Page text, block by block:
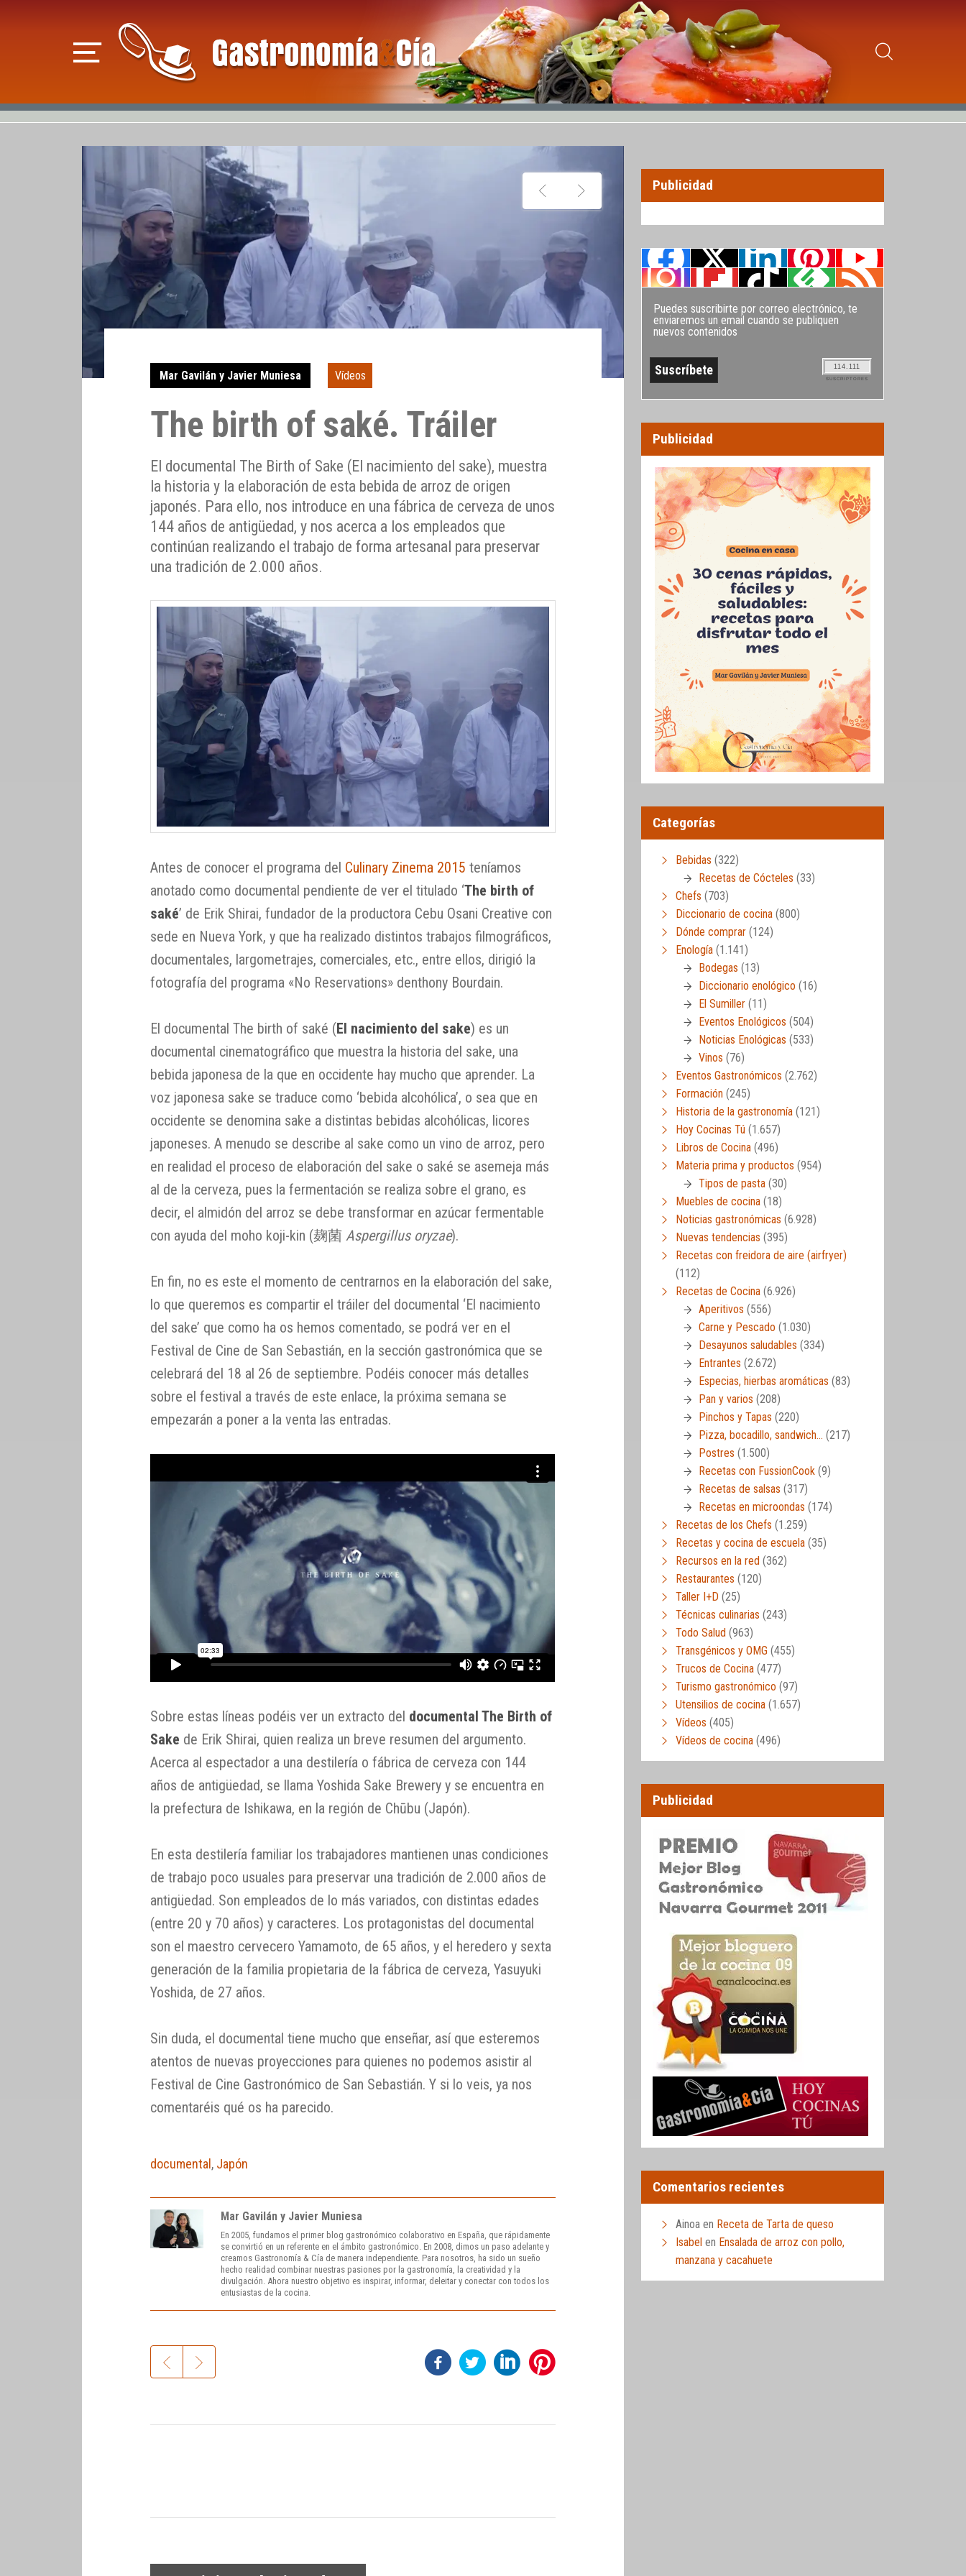
Mar Gavilán y Javier Muniesa Vídeos
The birth of saké. Tráiler
El documental The Birth of Sake (El nacimiento del sake), muestra
la historia y la elaboración de esta bebida de arroz de origen
japonés. Para ello, nos introduce en una fábrica de cerveza de unos
144 años de antigüedad, y nos acerca a los empleados que
continúan realizando el trabajo de forma artesanal para preservar
una tradición de 2.000 años.
Antes de conocer el programa del Culinary Zinema 2015 teníamos
anotado como documental pendiente de ver el titulado ‘The birth of
saké’ de Erik Shirai, fundador de la productora Cebu Osani Creative con
sede en Nueva York, y que ha realizado distintos trabajos filmográficos,
documentales, largometrajes, comerciales, etc., entre ellos, dirigió la
fotografía del programa «No Reservations» denthony Bourdain.
El documental The birth of saké (El nacimiento del sake) es un
documental cinematográfico que muestra la historia del sake, una
bebida japonesa de la que en occidente hay mucho que aprender. La
voz japonesa sake se traduce como ‘bebida alcohólica’, o sea que en
occidente se denomina sake a distintas bebidas alcohólicas, licores
japoneses. A menudo se describe al sake como un vino de arroz, pero
en realidad el proceso de elaboración del sake o saké se asemeja más
al de la cerveza, pues la fermentación se realiza sobre el grano, es
decir, el almidón del arroz se debe transformar en azúcar fermentable
con ayuda del moho koji-kin (麹菌Aspergillus oryzae).
En fin, no es este el momento de centrarnos en la elaboración del sake,
lo que queremos es compartir el tráiler del documental ‘El nacimiento
del sake’ que como ha os hemos comentado, se podrá ver en el
Festival de Cine de San Sebastián, en la sección gastronómica que se
celebrará del 18 al 26 de septiembre. Podéis conocer más detalles
sobre el festival a través de este enlace, la próxima semana se
empezarán a poner a la venta las entradas.
Sobre estas líneas podéis ver un extracto del documental The Birth of
Sake de Erik Shirai, quien realiza un breve resumen del argumento.
Acerca al espectador a una destilería o fábrica de cerveza con 144
años de antigüedad, se llama Yoshida Sake Brewery y se encuentra en
la prefectura de Ishikawa, en la región de Chūbu (Japón).
En esta destilería familiar los trabajadores mantienen unas condiciones
de trabajo poco usuales para preservar una tradición de 2.000 años de
antigüedad. Son empleados de lo más variados, con distintas edades
(entre 20 y 70 años) y caracteres. Los protagonistas del documental
son el maestro cervecero Yamamoto, de 65 años, y el heredero y sexta
generación de la familia propietaria de la fábrica de cerveza, Yasuyuki
Yoshida, de 27 años.
Sin duda, el documental tiene mucho que enseñar, así que esteremos
atentos de nuevas proyecciones para quienes no podemos asistir al
Festival de Cine Gastronómico de San Sebastián. Y si lo veis, ya nos
comentaréis qué os ha parecido.
documental , Japón
Mar Gavilán y Javier Muniesa
En 2005, fundamos el primer blog gastronómico colaborativo en España, que rápidamente
se convirtió en un referente en el ámbito gastronómico. En 2008, dimos un paso adelante y
creamos Gastronomía & Cía de manera independiente. Para nosotros, ha sido un sueño
hecho realidad combinar nuestras pasiones por la gastronomía, la creatividad y la
divulgación. Ahora nuestro objetivo es inspirar, informar, deleitar y conectar con todos los
entusiastas de la cocina.
Publicidad
Puedes suscribirte por correo electrónico, te
enviaremos un email cuando se publiquen
nuevos contenidos
114.111
SUSCRIPTORES
Publicidad
Categorías
Bebidas (322)
Recetas de Cócteles (33)
Chefs (703)
Diccionario de cocina (800)
Dónde comprar (124)
Enología (1.141)
Bodegas (13)
Diccionario enológico (16)
El Sumiller (11)
Eventos Enológicos (504)
Noticias Enológicas (533)
Vinos (76)
Eventos Gastronómicos (2.762)
Formación (245)
Historia de la gastronomía (121)
Hoy Cocinas Tú (1.657)
Libros de Cocina (496)
Materia prima y productos (954)
Tipos de pasta (30)
Muebles de cocina (18)
Noticias gastronómicas (6.928)
Nuevas tendencias (395)
Recetas con freidora de aire (airfryer)
(112)
Recetas de Cocina (6.926)
Aperitivos (556)
Carne y Pescado (1.030)
Desayunos saludables (334)
Entrantes (2.672)
Especias, hierbas aromáticas (83)
Pan y varios (208)
Pinchos y Tapas (220)
Pizza, bocadillo, sandwich… (217)
Postres (1.500)
Recetas con FussionCook (9)
Recetas de salsas (317)
Recetas en microondas (174)
Recetas de los Chefs (1.259)
Recetas y cocina de escuela (35)
Recursos en la red (362)
Restaurantes (120)
Taller I+D (25)
Técnicas culinarias (243)
Todo Salud (963)
Transgénicos y OMG (455)
Trucos de Cocina (477)
Turismo gastronómico (97)
Utensilios de cocina (1.657)
Vídeos (405)
Vídeos de cocina (496)
Publicidad
Comentarios recientes
Ainoa en Receta de Tarta de queso
Isabel en Ensalada de arroz con pollo,
manzana y cacahuete